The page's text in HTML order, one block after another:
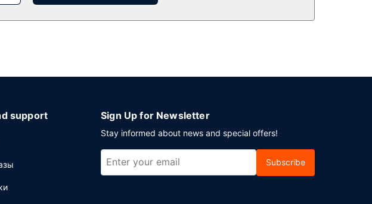
support Sign Up for Newsletter
Stay informed about news and special offers!
Subscribe